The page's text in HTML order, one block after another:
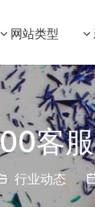
网站类型
客
行业动态